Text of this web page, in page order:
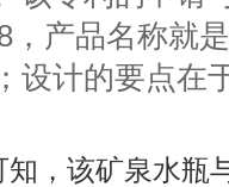
，产品名称就
设计的要点在
知，该矿泉水瓶